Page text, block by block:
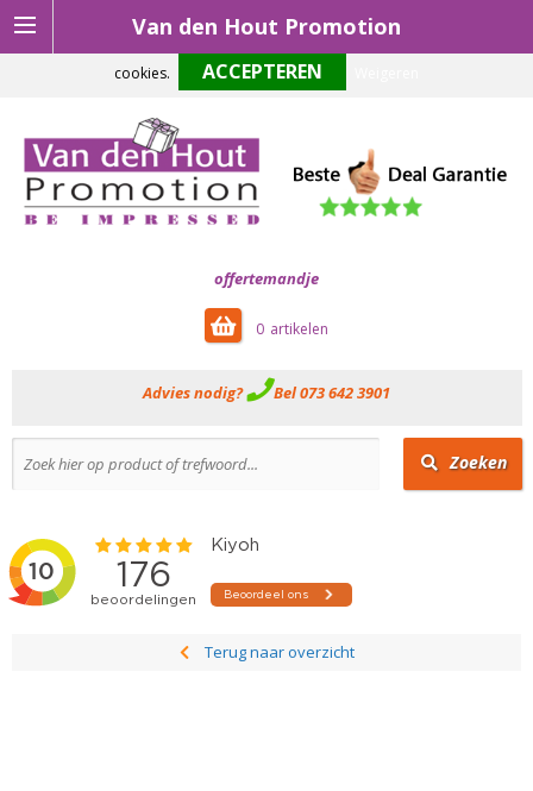
Van den Hout Promotion
offertemandje
0
Advies nodig? Bel 073 642 3901
Zoeken
Terug naar overzicht
Om onze website optimaal te laten functioneren maken wij gebruik van
cookies.